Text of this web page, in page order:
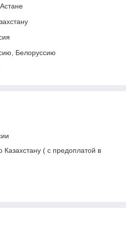
Белоруссию
( с предоплатой в